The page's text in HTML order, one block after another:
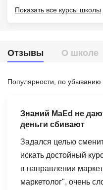
Показать все курсы школы
Отзывы О школе
Популярности, по убыванию
Знаний MaEd не
деньги сбивают
Задался целью
искать достойный
в направлении
маркетолог", очень
ДПО
Рейтинг онлайн-школ